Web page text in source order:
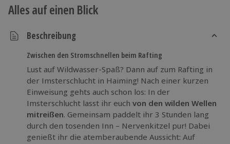
Alles auf einen Blick
Beschreibung
Zwischen den Stromschnellen beim Rafting
Lust auf Wildwasser-Spaß? Dann auf zum Rafting in
der Imsterschlucht in Haiming! Nach einer kurzen
Einweisung gehts auch schon los: In der
Imsterschlucht lasst ihr euch von den wilden Wellen
mitreißen. Gemeinsam paddelt ihr 3 Stunden lang
durch den tosenden Inn – Nervenkitzel pur! Dabei
genießt ihr die atemberaubende Aussicht: Auf